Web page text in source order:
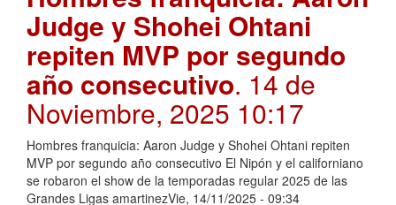
Judge y Shohei Ohtani
repiten MVP por segundo
año consecutivo. 14 de
Noviembre, 2025 10:17
Hombres franquicia: Aaron Judge y Shohei Ohtani repiten
MVP por segundo año consecutivo El Nipón y el californiano
se robaron el show de la temporadas regular 2025 de las
Grandes Ligas amartinezVie, 14/11/2025 - 09:34